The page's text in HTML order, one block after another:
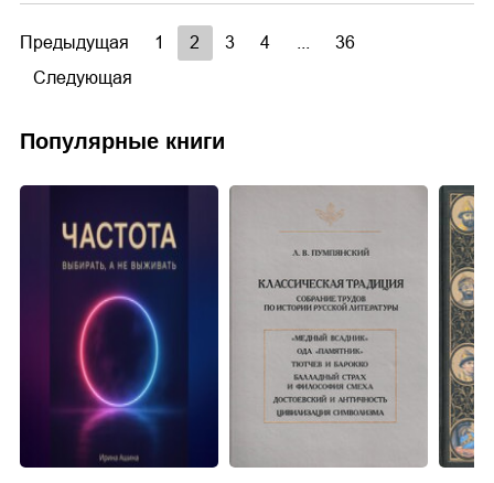
Предыдущая 1 2 3 4
36
Следующая
Популярные книги